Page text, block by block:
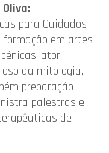
para Cuidados
formação em artes
ator,
da mitologia,
preparação
palestras e
de